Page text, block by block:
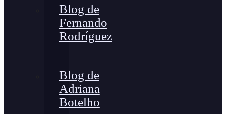
Blog de
Fernando
Rodríguez
Blog de
Adriana
Botelho